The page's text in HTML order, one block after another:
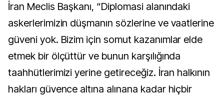
İran Meclis Başkanı, “Diplomasi alanındaki
askerlerimizin düşmanın sözlerine ve vaatlerine
güveni yok. Bizim için somut kazanımlar elde
etmek bir ölçüttür ve bunun karşılığında
taahhütlerimizi yerine getireceğiz. İran halkının
hakları güvence altına alınana kadar hiçbir